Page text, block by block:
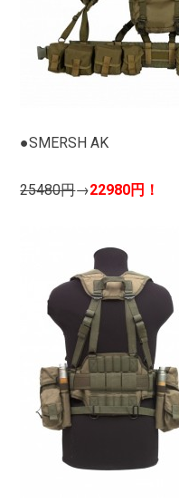
●SMERSH AK
25480円→22980円！